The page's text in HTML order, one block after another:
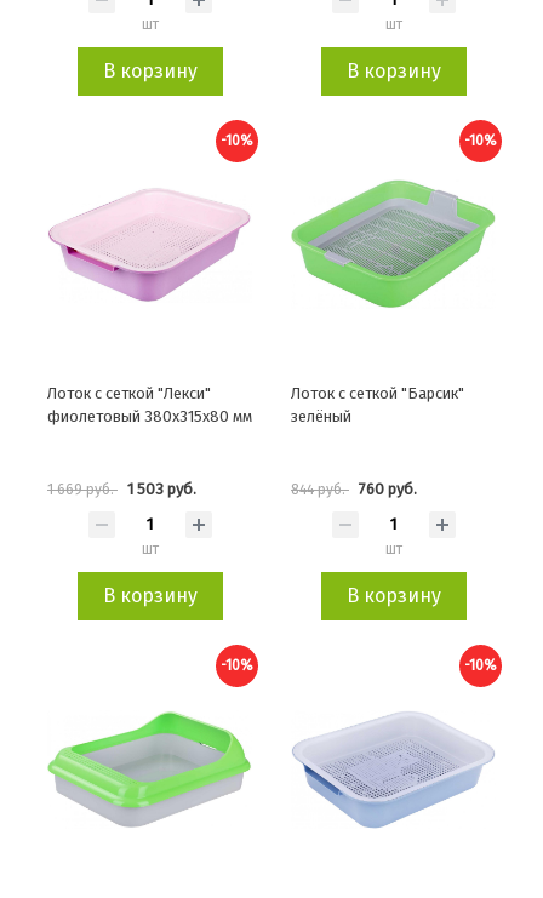
шт
В корзину
шт
В корзину
-10%
Лоток с сеткой "Лекси"
фиолетовый 380х315х80 мм
1 669 руб. 1 503 руб.
шт
В корзину
-10%
Лоток с сеткой "Барсик"
зелёный
844 руб. 760 руб.
шт
В корзину
-10% -10%